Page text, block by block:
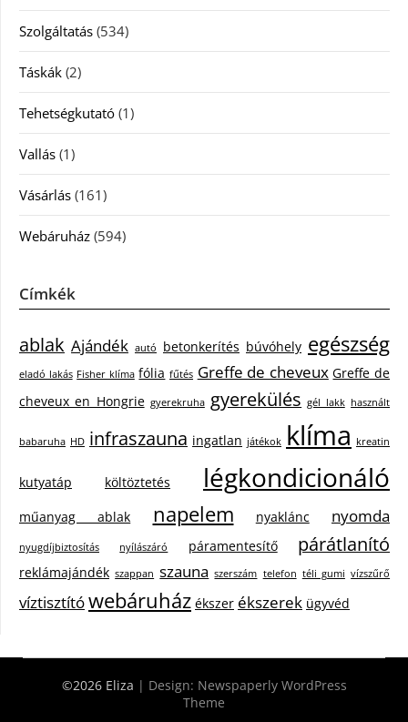
Szolgáltatás (534)
Táskák (2)
Tehetségkutató (1)
Vallás (1)
Vásárlás (161)
Webáruház (594)
Címkék
ablak Ajándék autó betonkerítés búvóhely egészség
eladó lakás Fisher klíma fólia fűtés Greffe de cheveux Greffe de
cheveux en Hongrie gyerekruha gyerekülés gél lakk használt
babaruha HD infraszauna ingatlan játékok klíma kreatin
kutyatáp költöztetés légkondicionáló
műanyag ablak napelem nyaklánc nyomda
nyugdíjbiztosítás nyílászáró páramentesítő párátlanító
reklámajándék szappan szauna szerszám telefon téli gumi vízszűrő
víztisztítówebáruház ékszer ékszerek ügyvéd
©2026 Eliza | Design: Newspaperly WordPress
Theme